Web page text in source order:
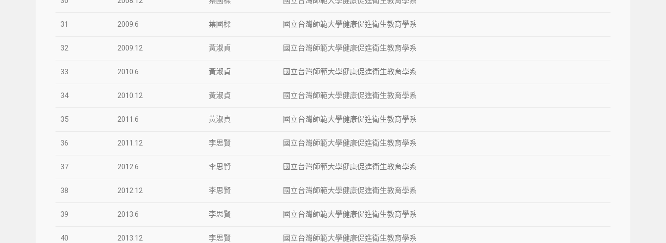
31 2009.6 葉國樑 國立台灣師範大學健康促進衛生教育學系
32 2009.12 黃淑貞 國立台灣師範大學健康促進衛生教育學系
33 2010.6 黃淑貞 國立台灣師範大學健康促進衛生教育學系
34 2010.12 黃淑貞 國立台灣師範大學健康促進衛生教育學系
35 2011.6 黃淑貞 國立台灣師範大學健康促進衛生教育學系
36 2011.12 李思賢 國立台灣師範大學健康促進衛生教育學系
37 2012.6 李思賢 國立台灣師範大學健康促進衛生教育學系
38 2012.12 李思賢 國立台灣師範大學健康促進衛生教育學系
39 2013.6 李思賢 國立台灣師範大學健康促進衛生教育學系
40 2013.12 李思賢 國立台灣師範大學健康促進衛生教育學系